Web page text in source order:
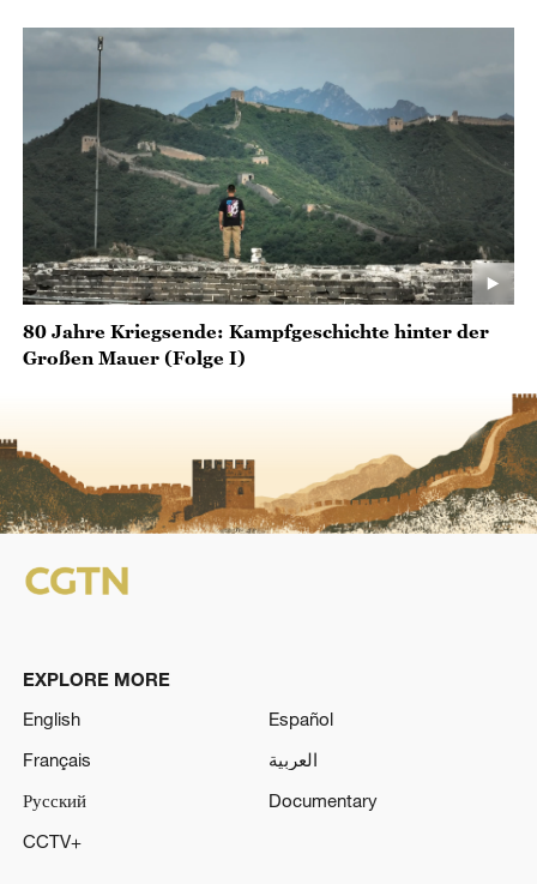
80 Jahre Kriegsende: Kampfgeschichte hinter der
Großen Mauer (Folge I)
EXPLORE MORE
English
Español
Français
العربية
Русский
Documentary
CCTV+